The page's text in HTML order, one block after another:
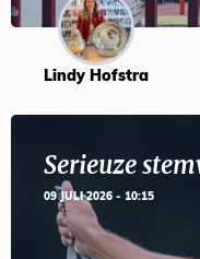
Lindy Hofstra
Serieuze
09 JULI 2026 - 10:15